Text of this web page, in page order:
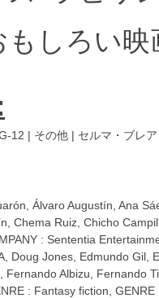
もしろい
12 | その他 | セルマ・ブレア
,Álvaro Augustín ,Ana
,Chema Ruiz ,Chicho
: Sententia
Doug Jones Edmundo Gil
Fernando Albizu
Fernando
: Fantasy fiction ,